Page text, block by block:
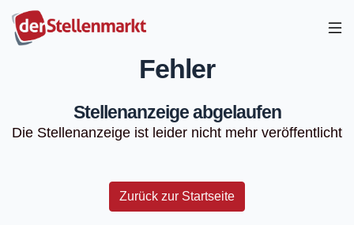
Fehler
Stellenanzeige abgelaufen
Die Stellenanzeige ist leider nicht mehr veröffentlicht
Zurück zur Startseite